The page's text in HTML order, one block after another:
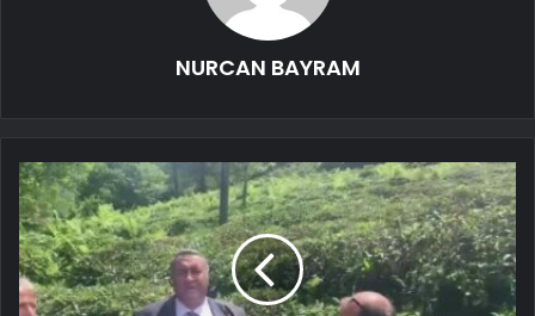
NURCAN BAYRAM